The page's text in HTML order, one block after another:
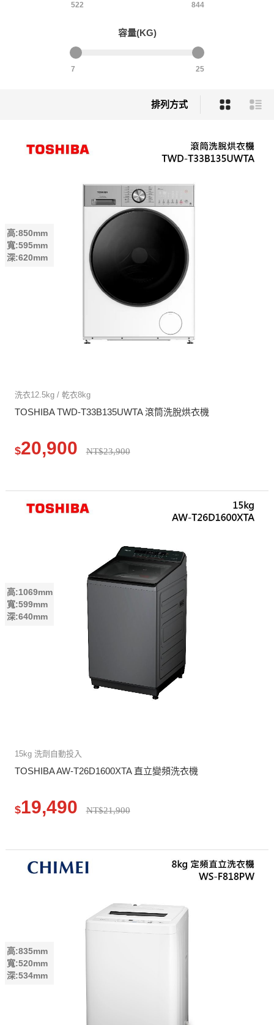
522 844
容量(KG)
7 25
排列方式
高:850mm
寬:595mm
深:620mm
洗衣12.5kg / 乾衣8kg
TOSHIBA TWD-T33B135UWTA 滾筒洗脫烘衣機
$20,900 NT$23,900
高:1069mm
寬:599mm
深:640mm
15kg 洗劑自動投入
TOSHIBA AW-T26D1600XTA 直立變頻洗衣機
$19,490 NT$21,900
高:835mm
寬:520mm
深:534mm